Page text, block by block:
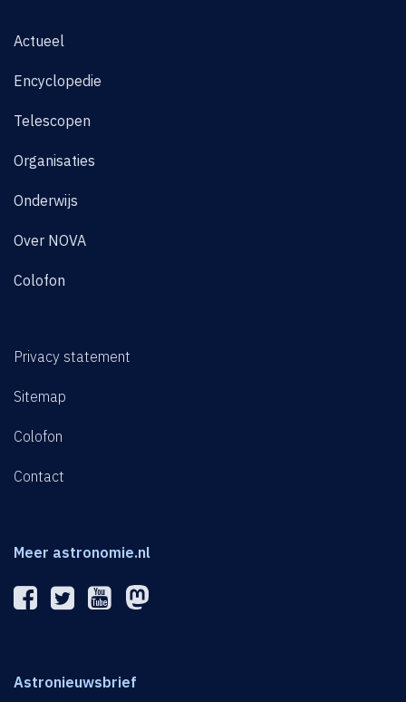
Actueel
Encyclopedie
Telescopen
Organisaties
Onderwijs
Over NOVA
Colofon
Privacy statement
Sitemap
Colofon
Contact
Meer astronomie.nl
Astronieuwsbrief